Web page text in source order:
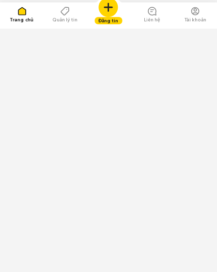
Trang chủ Quản lý tin Đăng tin Liên hệ Tài khoản